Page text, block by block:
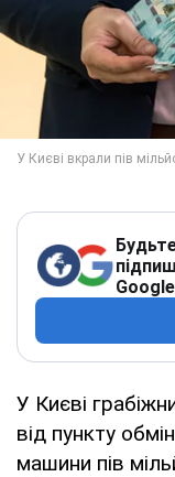
Google
У Києві
від пункту
машини пів